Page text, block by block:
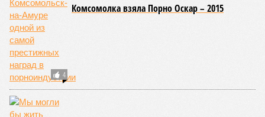
4
Комсомолка взяла Порно Оскар – 2015